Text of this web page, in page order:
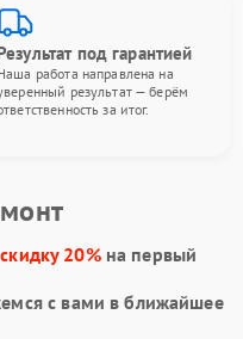
под гарантией
работа направлена на
результат — берём
за итог.
20%на первый
с вами в ближайшее